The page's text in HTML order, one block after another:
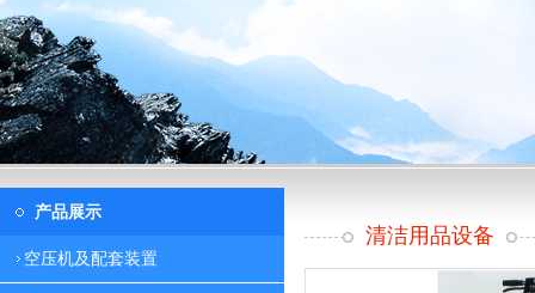
产品展示
空压机及配套装置
清洁用品设备